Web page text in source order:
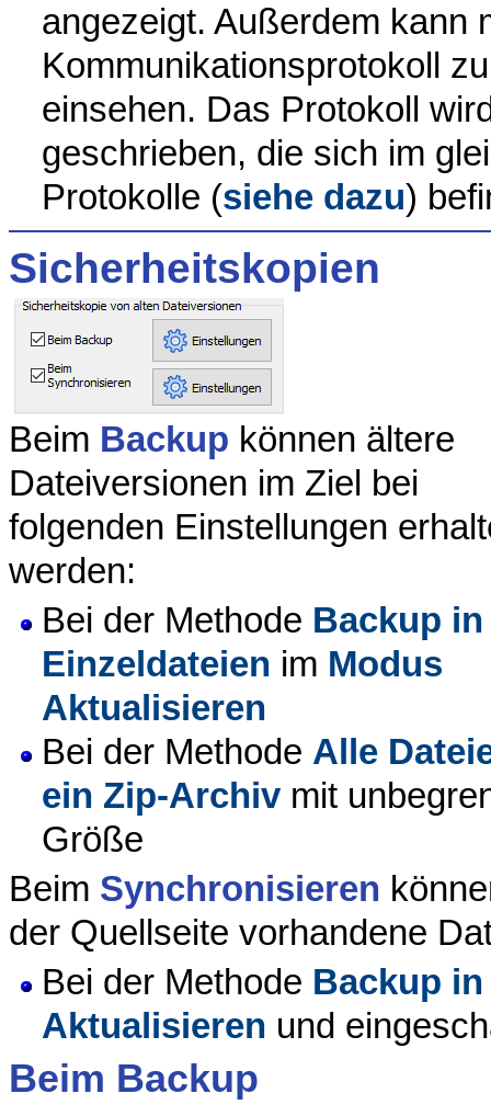
angezeigt. Außerdem kann
Kommunikationsprotokoll
einsehen. Das Protokoll
geschrieben, die sich im
Protokolle (siehe dazu)
Sicherheitskopien
Beim Backup können ältere
Dateiversionen im Ziel bei
folgenden Einstellungen
werden:
Bei der Methode Backup in
Einzeldateien im Modus
Aktualisieren
Bei der Methode Alle
ein Zip-Archiv mit
Größe
Beim Synchronisieren
der Quellseite vorhandene
Bei der Methode Backup
Aktualisieren und
Beim Backup